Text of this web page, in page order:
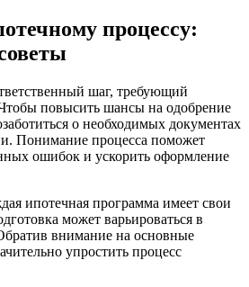
процессу:
шаг, требующий
повысить шансы на одобрение
о необходимых документах
Понимание процесса поможет
ошибок и ускорить оформление
ипотечная программа имеет свои
может варьироваться в
внимание на основные
упростить процесс